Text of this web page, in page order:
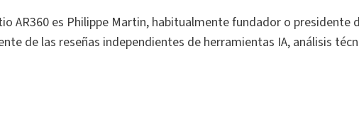
AR360 es Philippe Martin, habitualmente fundador o
de las reseñas independientes de herramientas IA, análisis